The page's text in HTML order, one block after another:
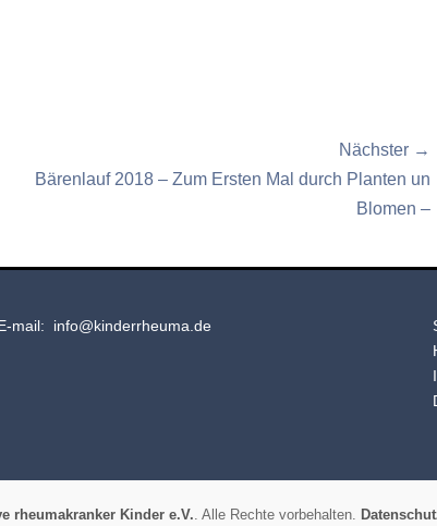
Nächster →
Nächster
Bärenlauf 2018 – Zum Ersten Mal durch Planten un
Blomen –
mail: info@kinderrheuma.de
rheumakranker Kinder e.V.. Alle Rechte vorbehalten.